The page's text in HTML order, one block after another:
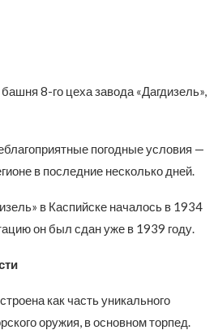
8-го цеха завода «Дагдизель»,
погодные условия —
в последние несколько дней.
в Каспийске началось в 1934
он был сдан уже в 1939 году.
как часть уникального
оружия, в основном торпед.